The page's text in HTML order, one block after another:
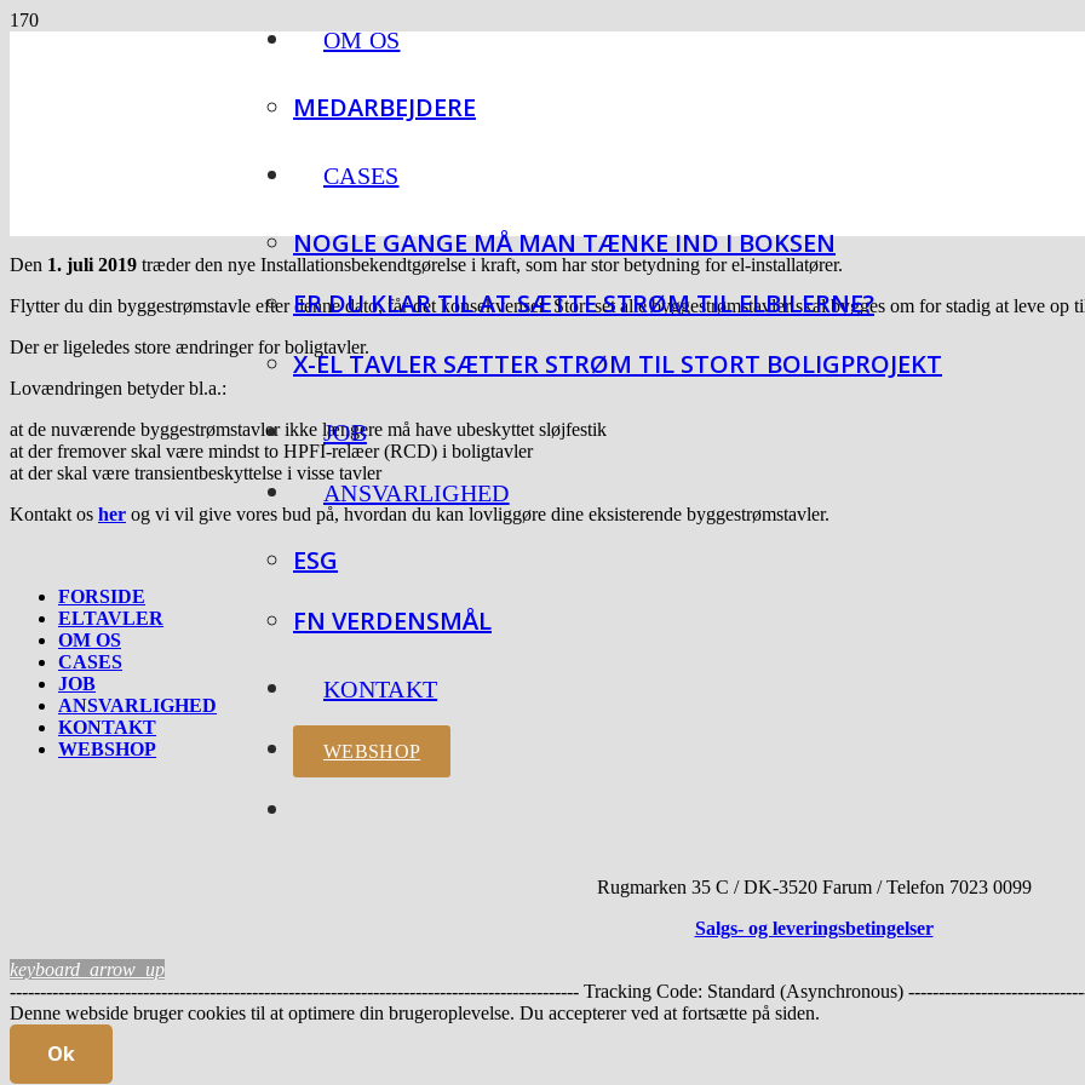
OM OS
MEDARBEJDERE
CASES
NOGLE GANGE MÅ MAN TÆNKE IND I BOKSEN
ER DU KLAR TIL AT SÆTTE STRØM TIL ELBILERNE?
X-EL TAVLER SÆTTER STRØM TIL STORT BOLIGPROJEKT
JOB
ANSVARLIGHED
ESG
FN VERDENSMÅL
KONTAKT
WEBSHOP
Den 1. juli 2019 træder den nye Installationsbekendtgørelse i kraft, som har stor betydning for el-installatører.
Flytter du din byggestrømstavle efter denne dato, får det konsekvenser. Stort set alle byggestrømstavler skal bygges om for stadig at leve op
Der er ligeledes store ændringer for boligtavler.
Lovændringen betyder bl.a.:
at de nuværende byggestrømstavler ikke længere må have ubeskyttet sløjfestik
at der fremover skal være mindst to HPFI-relæer (RCD) i boligtavler
at der skal være transientbeskyttelse i visse tavler
Kontakt os her og vi vil give vores bud på, hvordan du kan lovliggøre dine eksisterende byggestrømstavler.
FORSIDE
ELTAVLER
OM OS
CASES
JOB
ANSVARLIGHED
KONTAKT
WEBSHOP
Rugmarken 35 C / DK-3520 Farum / Telefon 7023 0099
Salgs- og leveringsbetingelser
keyboard_arrow_up
---------------------------------------------------------------------------------------------- Tracking Code: Standard (Asynchronous)
Denne webside bruger cookies til at optimere din brugeroplevelse. Du accepterer ved at fortsætte på siden.
Ok